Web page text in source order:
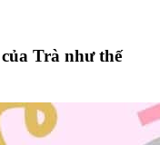
Trà như thế